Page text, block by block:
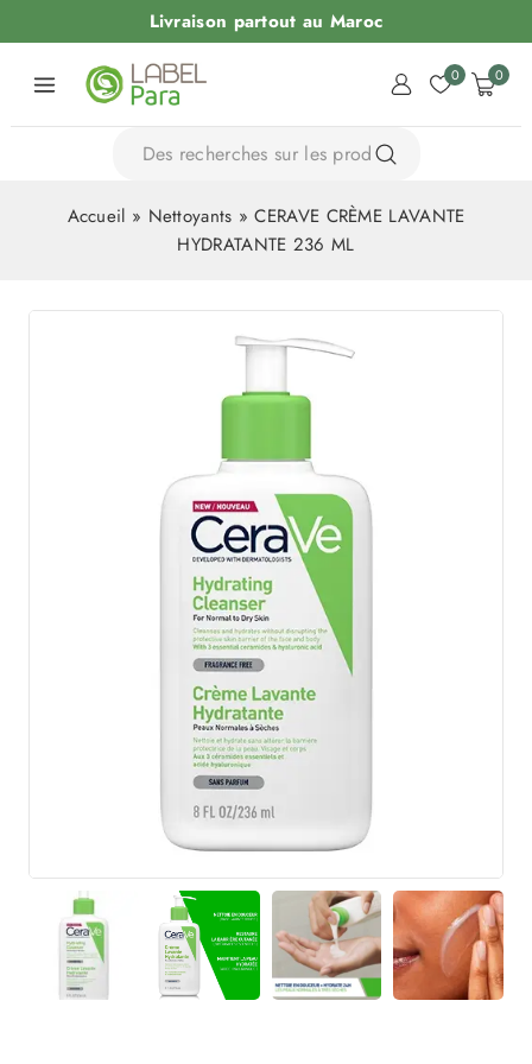
Livraison partout au Maroc
0 0
Accueil » Nettoyants »CERAVE CRÈME LAVANTE
HYDRATANTE 236 ML